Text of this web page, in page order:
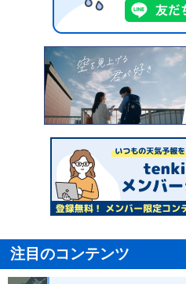
注目のコンテンツ